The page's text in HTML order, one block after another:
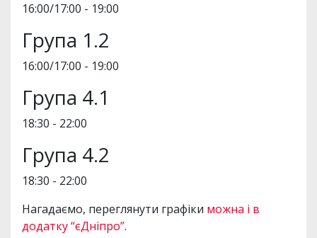
16:00/17:00 - 19:00
Група 1.2
16:00/17:00 - 19:00
Група 4.1
18:30 - 22:00
Група 4.2
18:30 - 22:00
Нагадаємо, переглянути графіки можна і в
додатку “єДніпро”.